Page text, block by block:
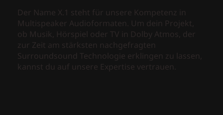
Der Name X.1 steht für unsere Kompetenz in
Multispeaker Audioformaten. Um dein Projekt,
ob Musik, Hörspiel oder TV in Dolby Atmos, der
zur Zeit am stärksten nachgefragten
Surroundsound Technologie erklingen zu lassen,
kannst du auf unsere Expertise vertrauen.